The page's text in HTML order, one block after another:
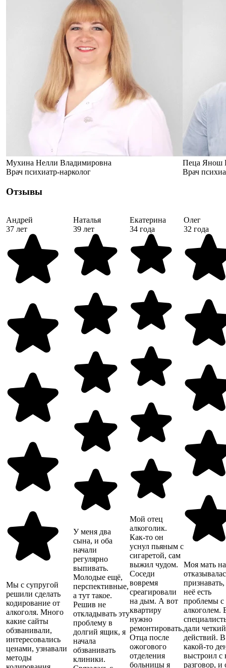
Мухина Нелли Владимировна
Врач психиатр-нарколог
Пеца Янош
Врач
Отзывы
Андрей
37 лет
Мы с супругой
решили сделать
кодирование от
алкоголя. Много
какие сайты
обзванивали,
интересовались
ценами, узнавали
методы
Наталья
39 лет
У меня два
сына, и оба
начали
регулярно
выпивать.
Молодые ещё,
перспективные,
а тут такое.
Решив не
откладывать эту
проблему в
долгий ящик, я
начала
обзванивать
клиники.
Екатерина
34 года
Мой отец
алкоголик.
Как-то он
уснул пьяным с
сигаретой, сам
выжил чудом.
Соседи
вовремя
среагировали
на дым. А вот
квартиру
нужно
ремонтировать.
Отца после
ожогового
отделения
больницы я
Олег
32 года
Моя мать на
неё есть
проблемы с
алкоголем.
дали
действий. В
какой-то
выстроил с
разговор, и